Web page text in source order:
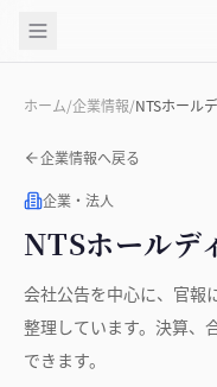
ホーム/企業情報/NTSホール
企業情報へ戻る
企業・法人
NTSホールデ
会社公告を中心に、官報
整理しています。決算、
できます。